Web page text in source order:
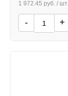
1 972.45 руб. / шт.
- +